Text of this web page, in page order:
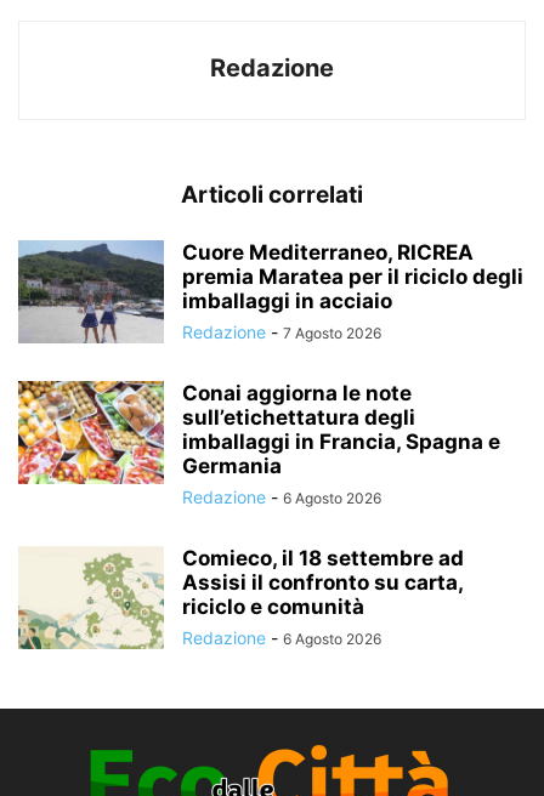
Redazione
Articoli correlati
Cuore Mediterraneo, RICREA
premia Maratea per il riciclo degli
imballaggi in acciaio
Redazione - 7 Agosto 2026
Conai aggiorna le note
sull’etichettatura degli
imballaggi in Francia, Spagna e
Germania
Redazione - 6 Agosto 2026
Comieco, il 18 settembre ad
Assisi il confronto su carta,
riciclo e comunità
Redazione - 6 Agosto 2026